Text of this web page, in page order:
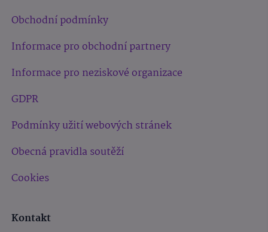
Obchodní podmínky
Informace pro obchodní partnery
Informace pro neziskové organizace
GDPR
Podmínky užití webových stránek
Obecná pravidla soutěží
Cookies
Kontakt